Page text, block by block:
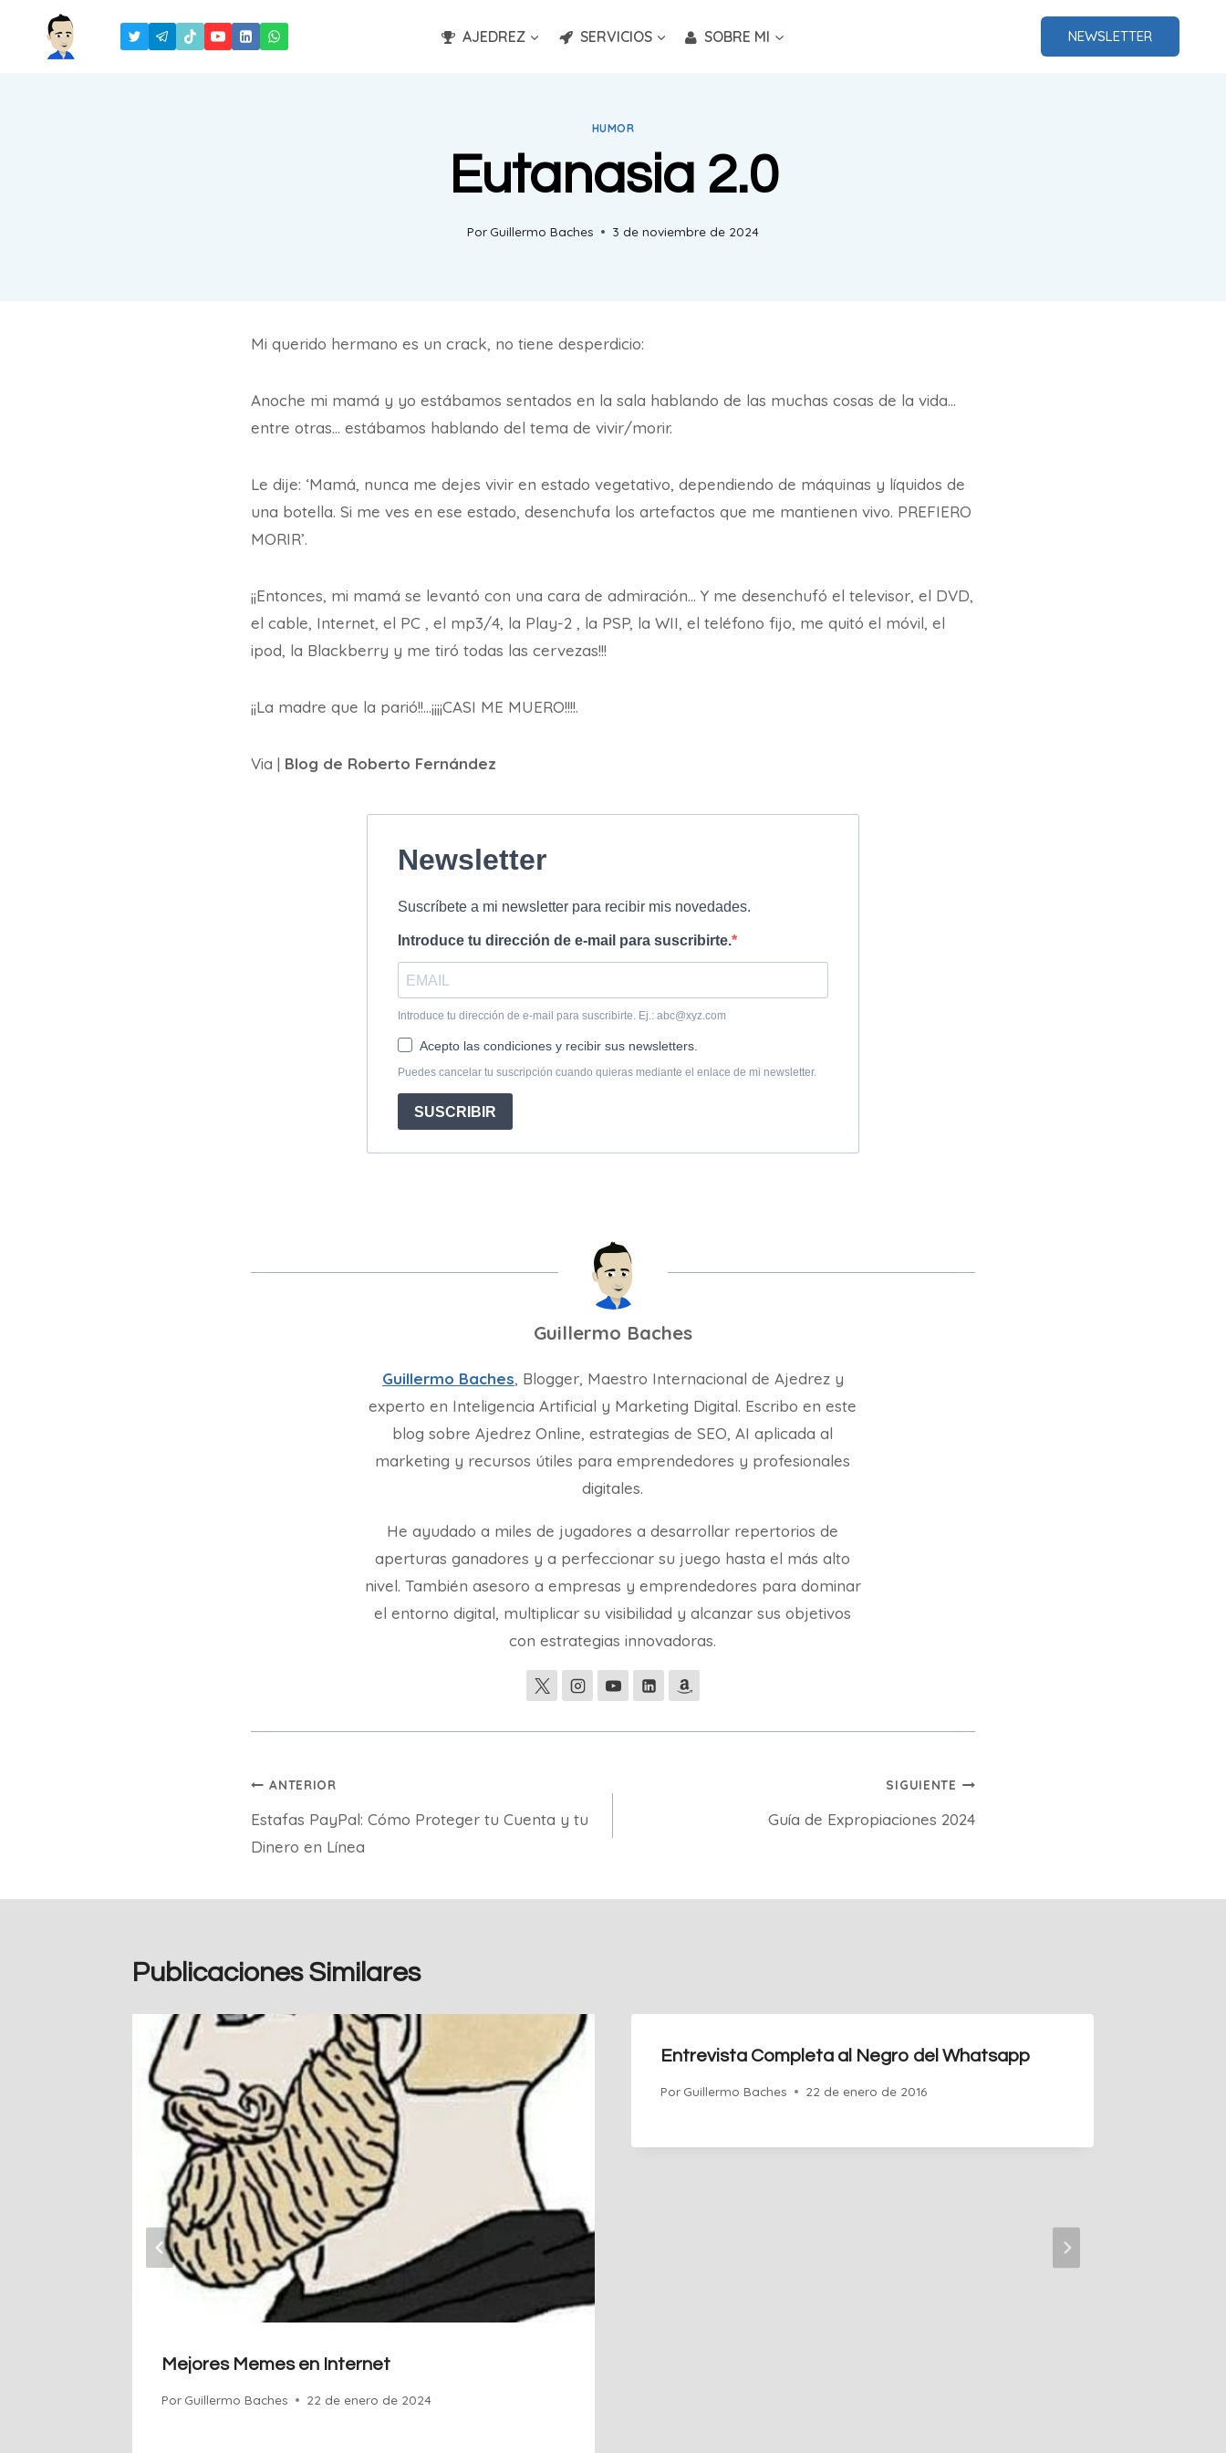
AJEDREZ SERVICIOS SOBRE MI NEWSLETTER
HUMOR
Eutanasia 2.0
PorGuillermo Baches 3 de noviembre de 2024
Mi querido hermano es un crack, no tiene desperdicio:
Anoche mi mamá y yo estábamos sentados en la sala hablando de las muchas cosas de la vida…
entre otras… estábamos hablando del tema de vivir/morir.
Le dije: ‘Mamá, nunca me dejes vivir en estado vegetativo, dependiendo de máquinas y líquidos de
una botella. Si me ves en ese estado, desenchufa los artefactos que me mantienen vivo. PREFIERO
MORIR’.
¡¡Entonces, mi mamá se levantó con una cara de admiración… Y me desenchufó el televisor, el DVD,
el cable, Internet, el PC , el mp3/4, la Play-2 , la PSP, la WII, el teléfono fijo, me quitó el móvil, el
ipod, la Blackberry y me tiró todas las cervezas!!!
¡¡La madre que la parió!!…¡¡¡¡CASI ME MUERO!!!!.
Via | Blog de Roberto Fernández
Guillermo Baches
Guillermo Baches, Blogger, Maestro Internacional de Ajedrez y
experto en Inteligencia Artificial y Marketing Digital. Escribo en este
blog sobre Ajedrez Online, estrategias de SEO, AI aplicada al
marketing y recursos útiles para emprendedores y profesionales
digitales.
He ayudado a miles de jugadores a desarrollar repertorios de
aperturas ganadores y a perfeccionar su juego hasta el más alto
nivel. También asesoro a empresas y emprendedores para dominar
el entorno digital, multiplicar su visibilidad y alcanzar sus objetivos
con estrategias innovadoras.
Navegación
de
ANTERIOR
Estafas PayPal: Cómo Proteger tu Cuenta y tu
Dinero en Línea
SIGUIENTE
Guía de Expropiaciones 2024
Publicaciones Similares
Mejores Memes en Internet
Por Guillermo Baches 22 de enero de 2024
Entrevista Completa al Negro del Whatsapp
Por Guillermo Baches 22 de enero de 2016